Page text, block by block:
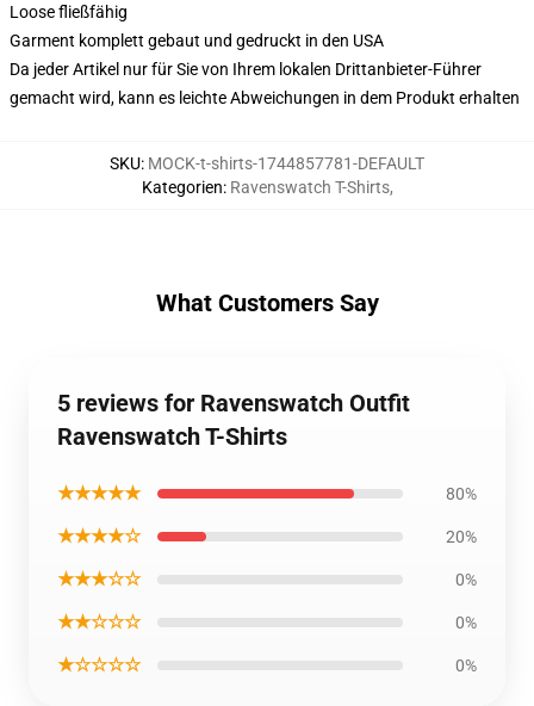
Loose fließfähig
Garment komplett gebaut und gedruckt in den USA
Da jeder Artikel nur für Sie von Ihrem lokalen Drittanbieter-Führer
gemacht wird, kann es leichte Abweichungen in dem Produkt erhalten
SKU: MOCK-t-shirts-1744857781-DEFAULT
Kategorien: Ravenswatch T-Shirts,
What Customers Say
5 reviews for Ravenswatch Outfit
Ravenswatch T-Shirts
★★★★★ 80%
★★★★☆ 20%
★★★☆☆ 0%
★★☆☆☆ 0%
★☆☆☆☆ 0%